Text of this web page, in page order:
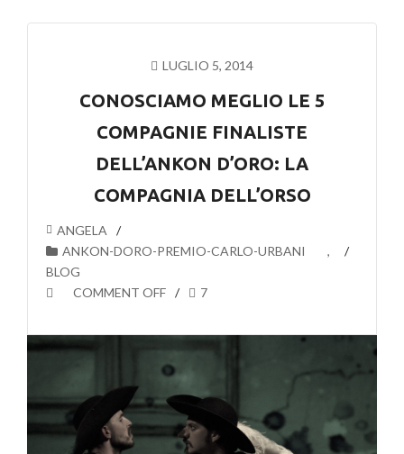
LUGLIO 5, 2014
CONOSCIAMO MEGLIO LE 5
COMPAGNIE FINALISTE
DELL’ANKON D’ORO: LA
COMPAGNIA DELL’ORSO
ANGELA
ANKON-DORO-PREMIO-CARLO-URBANI
,
BLOG
COMMENT OFF
7